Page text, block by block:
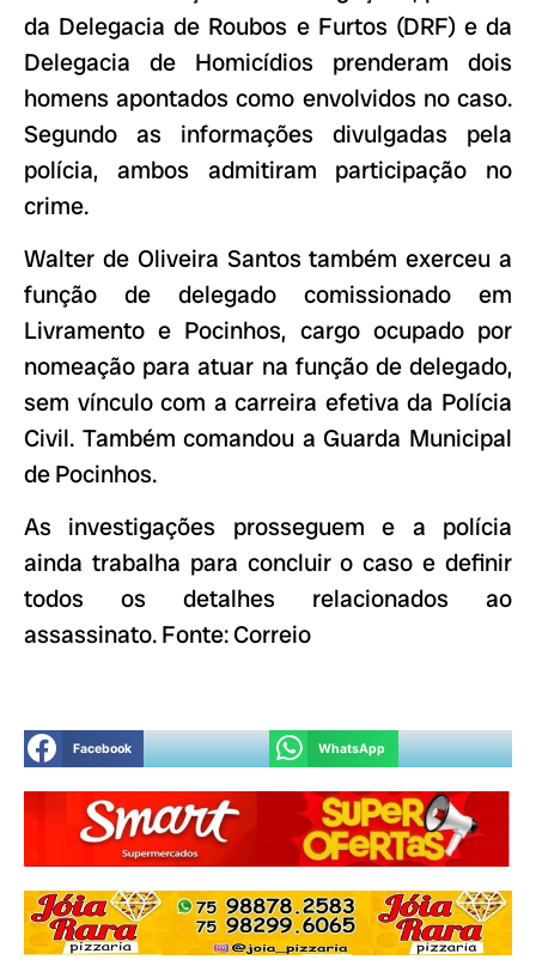
da Delegacia de Roubos e Furtos (DRF) e da
Delegacia de Homicídios prenderam dois
homens apontados como envolvidos no caso.
Segundo as informações divulgadas pela
polícia, ambos admitiram participação no
crime.
Walter de Oliveira Santos também exerceu a
função de delegado comissionado em
Livramento e Pocinhos, cargo ocupado por
nomeação para atuar na função de delegado,
sem vínculo com a carreira efetiva da Polícia
Civil. Também comandou a Guarda Municipal
de Pocinhos.
As investigações prosseguem e a polícia
ainda trabalha para concluir o caso e definir
todos os detalhes relacionados ao
assassinato. Fonte: Correio
Facebook WhatsApp